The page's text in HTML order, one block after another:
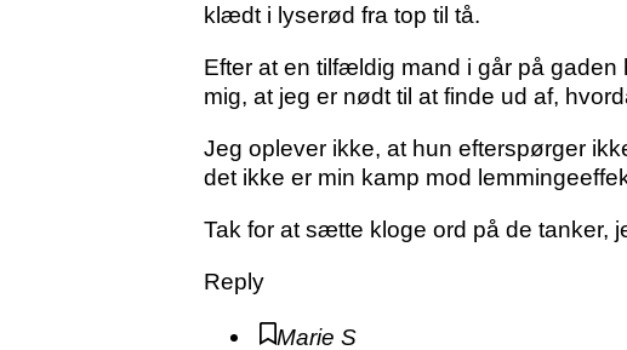
klædt i lyserød fra top til tå.
Efter at en tilfældig mand i går på gaden
mig, at jeg er nødt til at finde ud af,
Jeg oplever ikke, at hun efterspørger
det ikke er min kamp mod
Tak for at sætte kloge ord på de tanker,
Reply
Marie S